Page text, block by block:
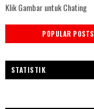
Klik Gambar untuk Chating
POPULAR POSTS
STATISTIK